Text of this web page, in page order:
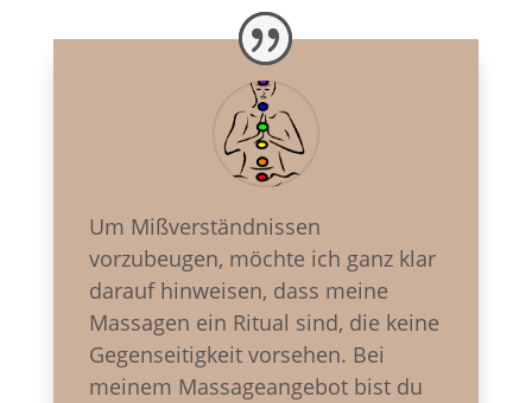
Um Mißverständnissen
vorzubeugen, möchte ich ganz klar
darauf hinweisen, dass meine
Massagen ein Ritual sind, die keine
Gegenseitigkeit vorsehen. Bei
meinem Massageangebot bist du